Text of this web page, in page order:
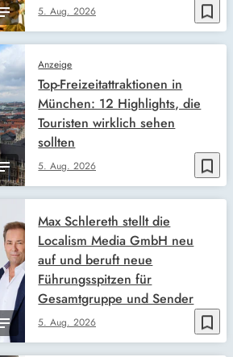
bookmark_border
5. Aug. 2026
bookmark_border
Anzeige
5. Aug. 2026
Top-Freizeitattraktionen in
München: 12 Highlights, die
Touristen wirklich sehen
sollten
bookmark_border
5. Aug. 2026
Max Schlereth stellt die
Localism Media GmbH neu
auf und beruft neue
Führungsspitzen für
Gesamtgruppe und Sender